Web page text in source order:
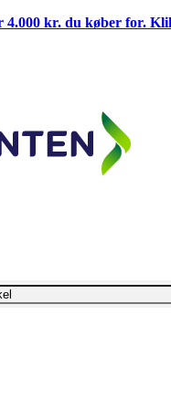
4.000 kr. du køber for.